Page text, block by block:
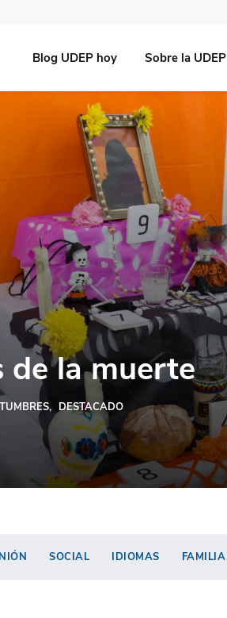
Blog UDEP hoy Sobre la UDEP
de la muerte
DESTACADO
SOCIAL IDIOMAS FAMILIA